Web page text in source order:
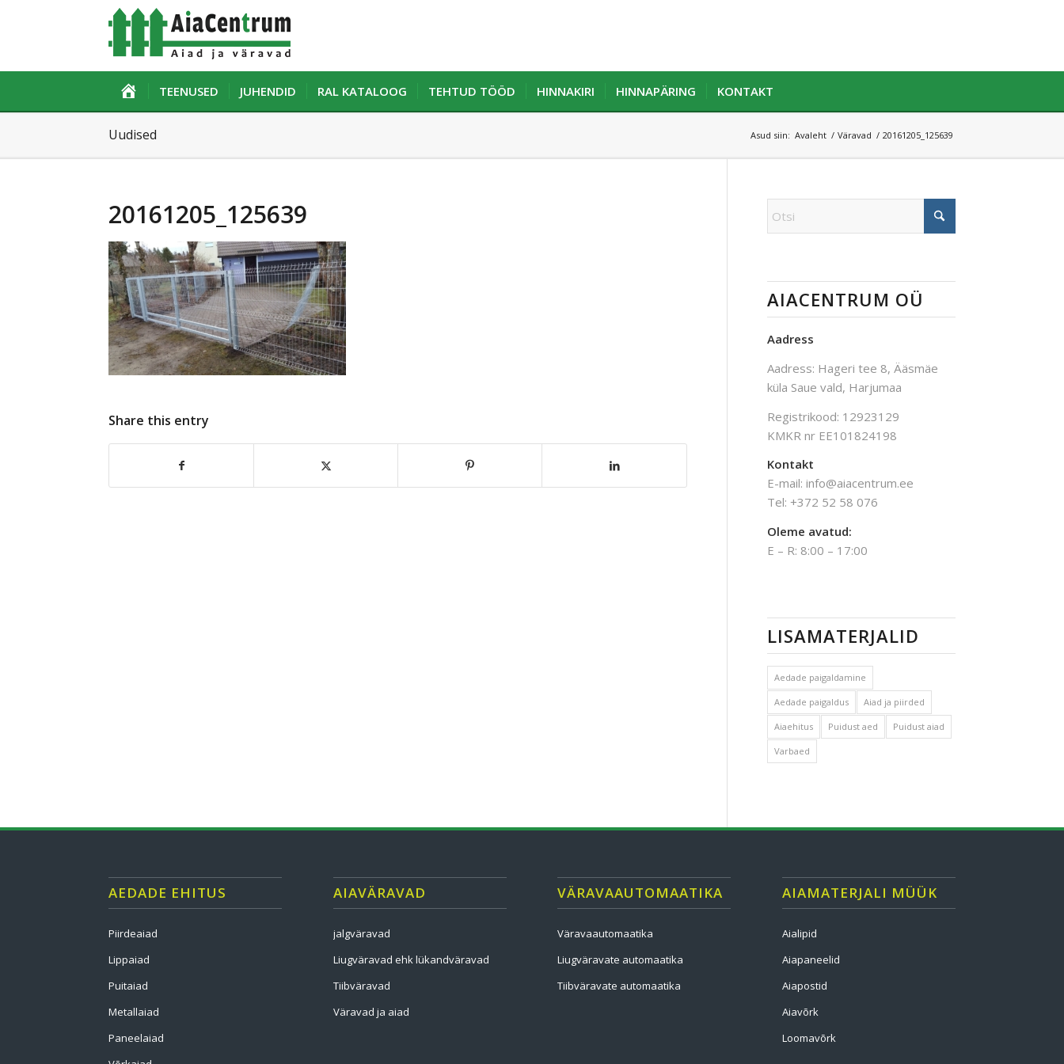
ESILEHT
TEENUSED JUHENDID RAL KATALOOG TEHTUD TÖÖD HINNAKIRI HINNAPÄRING KONTAKT
Uudised Asud siin: Avaleht / Väravad / 20161205_125639
20161205_125639
Share this entry
AIACENTRUM OÜ
Aadress
Aadress: Hageri tee 8, Ääsmäe
küla Saue vald, Harjumaa
Registrikood: 12923129
KMKR nr EE101824198
Kontakt
E-mail: info@aiacentrum.ee
Tel: +372 52 58 076
Oleme avatud:
E – R: 8:00 – 17:00
LISAMATERJALID
Aedade paigaldamine
Aedade paigaldus Aiad ja piirded
Aiaehitus Puidust aed Puidust aiad
Varbaed
AEDADE EHITUS
Piirdeaiad
Lippaiad
Puitaiad
Metallaiad
Paneelaiad
AIAVÄRAVAD
jalgväravad
Liugväravad ehk lükandväravad
Tiibväravad
Väravad ja aiad
VÄRAVAAUTOMAATIKA
Väravaautomaatika
Liugväravate automaatika
Tiibväravate automaatika
AIAMATERJALI MÜÜK
Aialipid
Aiapaneelid
Aiapostid
Aiavõrk
Loomavõrk